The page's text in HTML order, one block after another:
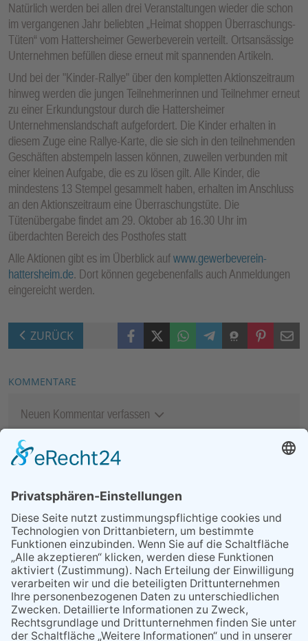
Natürlich werden bei allen drei Veranstaltungen wieder die schon
im vergangenen Jahr beliebten „Heimat shoppen Überraschungs-
Tüten“ vom Hattersheimer Gewerbeverein verteilt. Ortsansässige
Unternehmen befüllen diese erneut mit spannenden Artikeln.
Und bei der "Kinder-Rallye" über den kompletten Aktionszeitraum
hinweg werden die jungen Teilnehmerinnen und Teilnehmer erneut
zu einer Erkundungstour durch die Hattersheimer
Unternehmenslandschaft aufgefordert. Die Kinder erhalten in
diesem Zuge eine Rallye-Karte, die sie sich in den teilnehmenden
Geschäften abstempeln lassen können, zuweilen verbunden mit
einer kleinen Aufgabe, die es zu lösen gilt. Alle Kinder, die
mindestens 13 Stempel gesammelt haben, erhalten im Anschluss
an den Aktionszeitraum eine Überraschungstüte. Die
Tütenübergabe findet am 29. Oktober ab 16.30 Uhr im
überdachten Bereich des Posthofes statt
Alle Aktionen gibt es im Überblick aufwww.gewerbeverein-
hattersheim.de. Dort können gegebenenfalls auch Anmeldungen
eingereicht werden.
ZURÜCK FacebookX (Twitter)WhatsAppTelegramThreemaPinterestMail
KOMMENTARE
Neuen Kommentar verfassen
MEIST GELESEN
03.08.2026
„Mein Smartphone im Alltag“
07.08.2026
Niederlage trotz guter
Leistung
07.08.2026
Montag, 24. August: Handy
Café geöffnet
06.08.2026
13. Folk- & Bluesfestival
kehrt zurück zu seinen
Wurzeln
29.05.2026
Was Tschernobyl vor 40